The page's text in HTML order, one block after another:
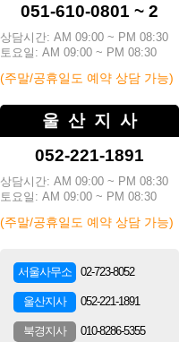
051-610-0801 ~ 2
상담시간: AM 09:00 ~ PM 08:30
토요일: AM 09:00 ~ PM 08:30
(주말/공휴일도 예약 상담 가능)
울산지사
052-221-1891
상담시간: AM 09:00 ~ PM 08:30
토요일: AM 09:00 ~ PM 08:30
(주말/공휴일도 예약 상담 가능)
서울사무소 02-723-8052
울산지사 052-221-1891
북경지사 010-8286-5355